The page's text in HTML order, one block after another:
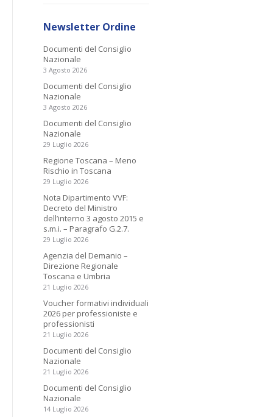
Newsletter Ordine
Documenti del Consiglio
Nazionale
3 Agosto 2026
Documenti del Consiglio
Nazionale
3 Agosto 2026
Documenti del Consiglio
Nazionale
29 Luglio 2026
Regione Toscana – Meno
Rischio in Toscana
29 Luglio 2026
Nota Dipartimento VVF:
Decreto del Ministro
dell’interno 3 agosto 2015 e
s.m.i. – Paragrafo G.2.7.
29 Luglio 2026
Agenzia del Demanio –
Direzione Regionale
Toscana e Umbria
21 Luglio 2026
Voucher formativi individuali
2026 per professioniste e
professionisti
21 Luglio 2026
Documenti del Consiglio
Nazionale
21 Luglio 2026
Documenti del Consiglio
Nazionale
14 Luglio 2026